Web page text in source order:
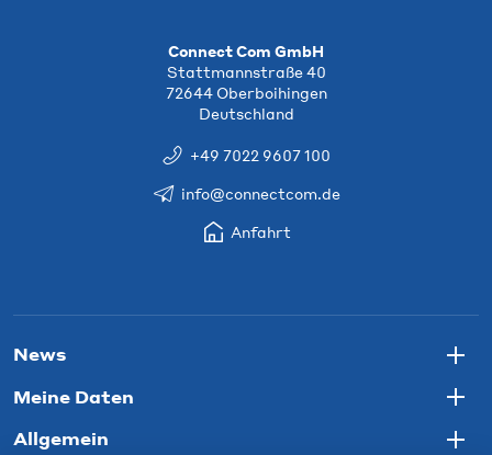
Connect Com GmbH
Stattmannstraße 40
72644 Oberboihingen
Deutschland
+49 7022 9607 100
info@connectcom.de
Anfahrt
News
Meine Daten
Allgemein